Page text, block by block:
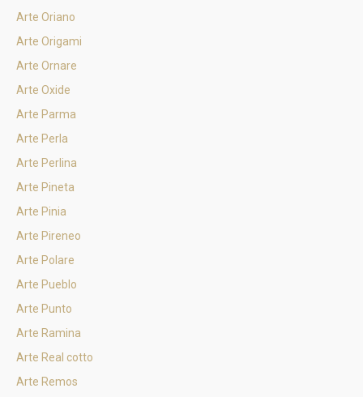
Arte Oriano
Arte Origami
Arte Ornare
Arte Oxide
Arte Parma
Arte Perla
Arte Perlina
Arte Pineta
Arte Pinia
Arte Pireneo
Arte Polare
Arte Pueblo
Arte Punto
Arte Ramina
Arte Real cotto
Arte Remos